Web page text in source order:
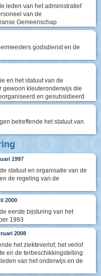
leden van het administratief
van de
Gemeenschap
godsdienst en de
en het statuut van de
gewoon kleuteronderwijs die
en gesubsidieerd
betreffende het statuut van
1997
statuut en organisatie van de
de regeling van de
2000
eerste bijsturing van het
1993
2008
het ziekteverlof, het verlof
en de terbeschikkingstelling
van het onderwijs en de